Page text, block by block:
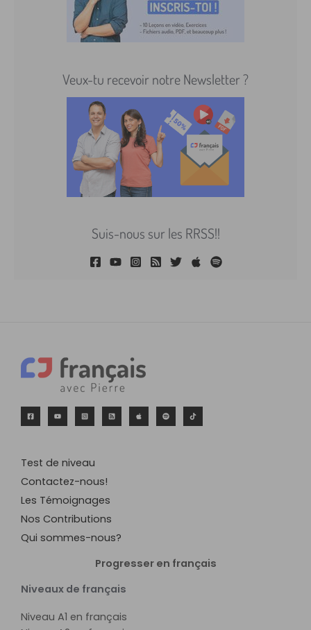
Veux-tu recevoir notre Newsletter ?
Suis-nous sur les RRSS!!
Test de niveau
Contactez-nous!
Les Témoignages
Nos Contributions
Qui sommes-nous?
Progresser en français
Niveaux de français
Niveau A1 en français